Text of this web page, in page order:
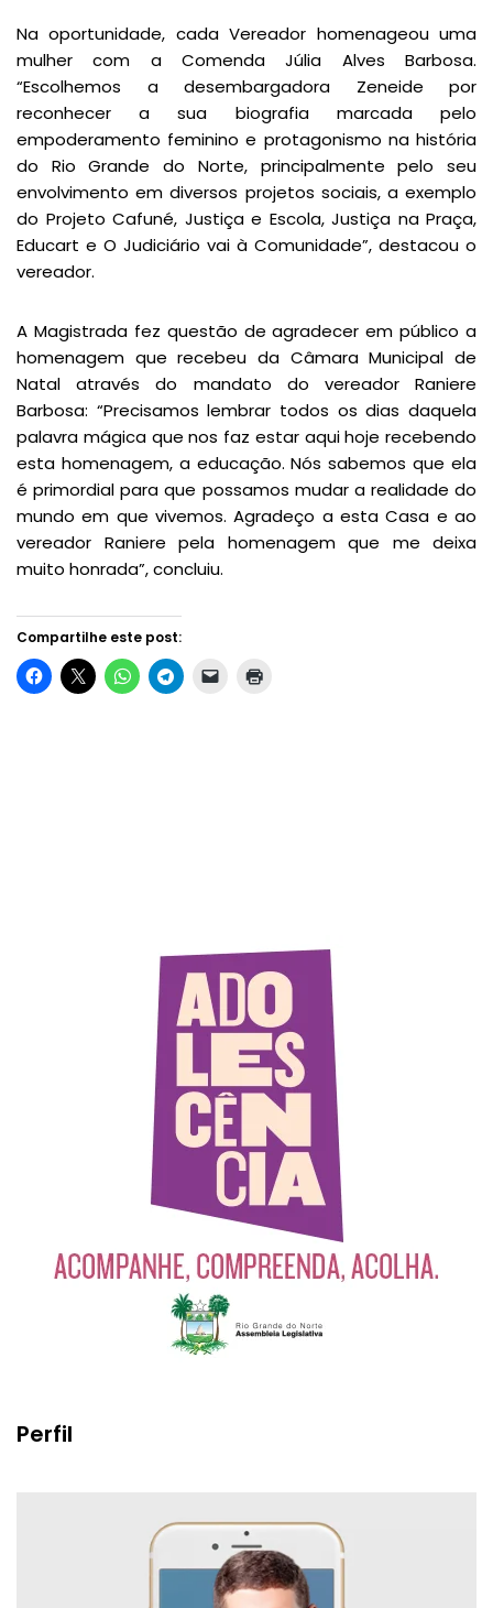
Na oportunidade, cada Vereador homenageou uma
mulher com a Comenda Júlia Alves Barbosa.
“Escolhemos a desembargadora Zeneide por
reconhecer a sua biografia marcada pelo
empoderamento feminino e protagonismo na história
do Rio Grande do Norte, principalmente pelo seu
envolvimento em diversos projetos sociais, a exemplo
do Projeto Cafuné, Justiça e Escola, Justiça na Praça,
Educart e O Judiciário vai à Comunidade”, destacou o
vereador.
A Magistrada fez questão de agradecer em público a
homenagem que recebeu da Câmara Municipal de
Natal através do mandato do vereador Raniere
Barbosa: “Precisamos lembrar todos os dias daquela
palavra mágica que nos faz estar aqui hoje recebendo
esta homenagem, a educação. Nós sabemos que ela
é primordial para que possamos mudar a realidade do
mundo em que vivemos. Agradeço a esta Casa e ao
vereador Raniere pela homenagem que me deixa
muito honrada”, concluiu.
Compartilhe este post:
Perfil